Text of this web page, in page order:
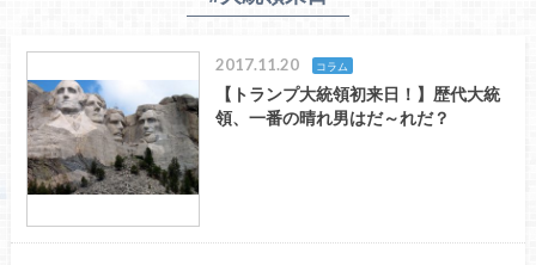
2017.11.20 コラム
【トランプ大統領初来日！】歴代大統
領、一番の晴れ男はだ～れだ？